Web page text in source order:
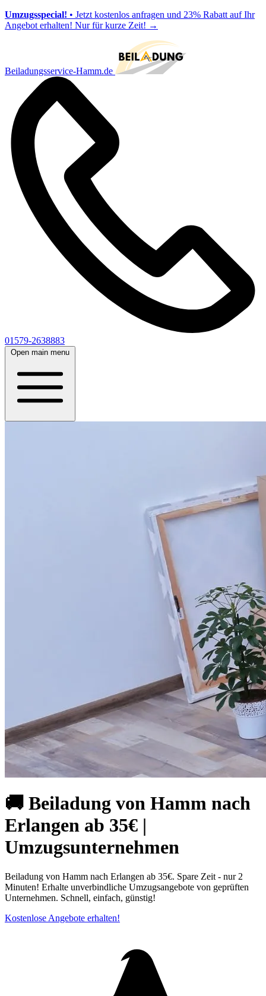
Umzugsspecial! • Jetzt kostenlos anfragen und 23% Rabatt auf Ihr
Angebot erhalten! Nur für kurze Zeit! →
Beiladungsservice-Hamm.de
01579-2638883
Open main menu
🚚 Beiladung von Hamm nach
Erlangen ab 35€ |
Umzugsunternehmen
Beiladung von Hamm nach Erlangen ab 35€. Spare Zeit - nur 2
Minuten! Erhalte unverbindliche Umzugsangebote von geprüften
Unternehmen. Schnell, einfach, günstig!
Kostenlose Angebote erhalten!